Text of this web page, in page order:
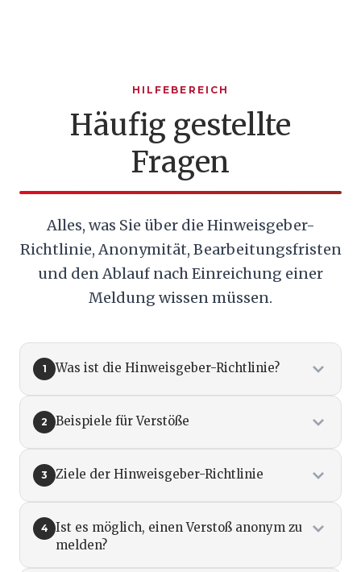
HILFEBEREICH
Häufig gestellte
Fragen
Alles, was Sie über die Hinweisgeber-
Richtlinie, Anonymität, Bearbeitungsfristen
und den Ablauf nach Einreichung einer
Meldung wissen müssen.
1 Was ist die Hinweisgeber-Richtlinie?
2 Beispiele für Verstöße
3 Ziele der Hinweisgeber-Richtlinie
4
Ist es möglich, einen Verstoß anonym zu
melden?